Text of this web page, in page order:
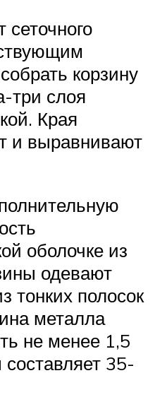
сеточного
корзину
три слоя
Края
и выравнивают
оболочке из
одевают
тонких полосок
металла
не менее 1,5
35-